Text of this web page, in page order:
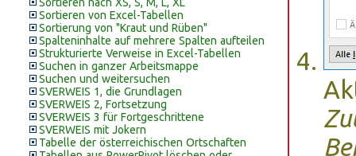
Sortieren von Excel-Tabellen
Sortierung von "Kraut und Rüben"
Spalteninhalte auf mehrere Spalten aufteilen
Strukturierte Verweise in Excel-Tabellen
Suchen in ganzer Arbeitsmappe
Suchen und weitersuchen
SVERWEIS 1, die Grundlagen
SVERWEIS 2, Fortsetzung
SVERWEIS 3 für Fortgeschrittene
SVERWEIS mit Jokern
Tabelle der österreichischen Ortschaften